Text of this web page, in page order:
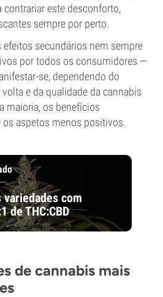
contrariar este desconforto,
sempre por perto.
efeitos secundários nem sempre
por todos os consumidores —
se, dependendo do
e da qualidade da cannabis
maioria, os benefícios
aspetos menos positivos.
com
de THC:CBD
de cannabis mais